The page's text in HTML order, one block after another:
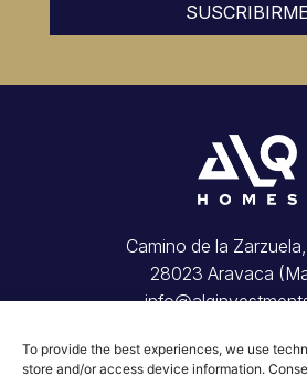
To provide the best experiences, we use
store and/or access device information.
SUSCRIBIRME
Camino de la
28023 Aravaca
Tu vivienda